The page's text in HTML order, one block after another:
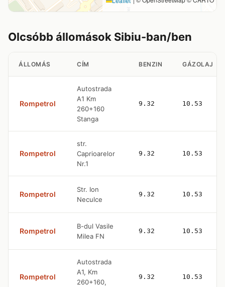
Olcsóbb állomások Sibiu-ban/ben
ÁLLOMÁS CÍM BENZIN GÁZOLAJ
Rompetrol
Autostrada
A1 Km
260+160
Stanga
9.32 10.53
Rompetrol
str.
Caprioarelor
Nr.1
9.32 10.53
Rompetrol
Str. Ion
Neculce
9.32 10.53
Rompetrol
B-dul Vasile
Milea FN
9.32 10.53
Rompetrol
Autostrada
A1, Km
260+160,
9.32 10.53